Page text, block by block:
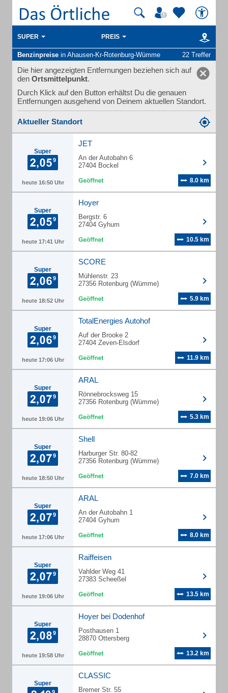
SUPER PREIS
Benzinpreise in Ahausen-Kr-Rotenburg-Wümme 22 Treffer
Die hier angezeigten Entfernungen beziehen sich auf
den Ortsmittelpunkt.
Durch Klick auf den Button erhältst Du die genauen
Entfernungen ausgehend von Deinem aktuellen Standort.
Aktueller Standort
Super
heute 16:50 Uhr
JET
An der Autobahn 6
27404 Bockel
8.0 km
Super
heute 17:41 Uhr
Hoyer
Bergstr. 6
27404 Gyhum
10.5 km
Super
heute 18:52 Uhr
SCORE
Mühlenstr. 23
27356 Rotenburg (Wümme)
5.9 km
Super
heute 17:06 Uhr
TotalEnergies Autohof
Auf der Brooke 2
27404 Zeven-Elsdorf
11.9 km
Super
heute 19:06 Uhr
ARAL
Rönnebrocksweg 15
27356 Rotenburg (Wümme)
5.3 km
Super
heute 18:50 Uhr
Shell
Harburger Str. 80-82
27356 Rotenburg (Wümme)
7.0 km
Super
heute 17:06 Uhr
ARAL
An der Autobahn 1
27404 Gyhum
8.0 km
Super
heute 19:06 Uhr
Raiffeisen
Vahlder Weg 41
27383 Scheeßel
13.5 km
Super
heute 19:58 Uhr
Hoyer bei Dodenhof
Posthausen 1
28870 Ottersberg
13.2 km
Super
CLASSIC
Bremer Str. 55